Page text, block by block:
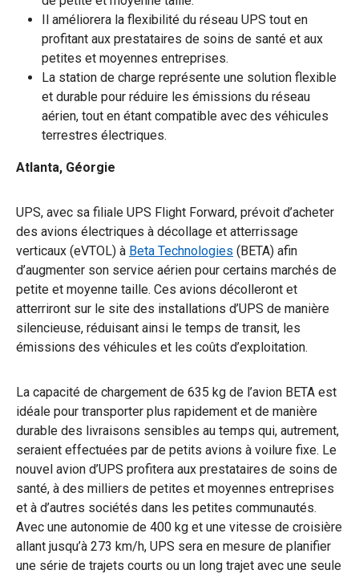
Il améliorera la flexibilité du réseau UPS tout en
profitant aux prestataires de soins de santé et aux
petites et moyennes entreprises.
La station de charge représente une solution flexible
et durable pour réduire les émissions du réseau
aérien, tout en étant compatible avec des véhicules
terrestres électriques.
Atlanta, Géorgie
UPS, avec sa filiale UPS Flight Forward, prévoit d’acheter
des avions électriques à décollage et atterrissage
verticaux (eVTOL) à Beta Technologies (BETA) afin
d’augmenter son service aérien pour certains marchés de
petite et moyenne taille. Ces avions décolleront et
atterriront sur le site des installations d’UPS de manière
silencieuse, réduisant ainsi le temps de transit, les
émissions des véhicules et les coûts d’exploitation.
La capacité de chargement de 635 kg de l’avion BETA est
idéale pour transporter plus rapidement et de manière
durable des livraisons sensibles au temps qui, autrement,
seraient effectuées par de petits avions à voilure fixe. Le
nouvel avion d’UPS profitera aux prestataires de soins de
santé, à des milliers de petites et moyennes entreprises
et à d’autres sociétés dans les petites communautés.
Avec une autonomie de 400 kg et une vitesse de croisière
allant jusqu’à 273 km/h, UPS sera en mesure de planifier
une série de trajets courts ou un long trajet avec une seule